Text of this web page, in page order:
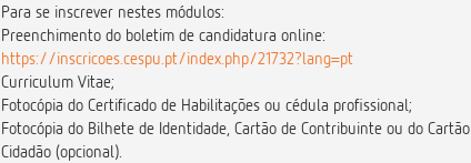
Para se inscrever nestes módulos:
Preenchimento do boletim de candidatura online:
https://inscricoes.cespu.pt/index.php/21732?lang=pt
Curriculum Vitae;
Fotocópia do Certificado de Habilitações ou cédula profissional;
Fotocópia do Bilhete de Identidade, Cartão de Contribuinte ou do
Cidadão (opcional).